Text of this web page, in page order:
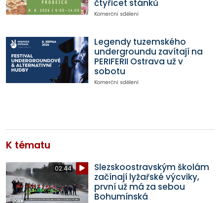
čtyřicet stánků
Komerční sdělení
Legendy tuzemského
undergroundu zavítají na
PERIFERII Ostrava už v
sobotu
Komerční sdělení
K tématu
02:44
Slezskoostravským školám
začínají lyžařské výcviky,
první už má za sebou
Bohumínská